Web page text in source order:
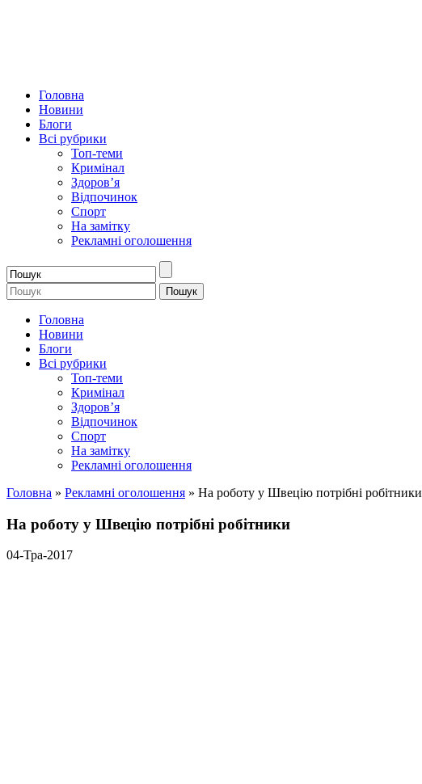
Головна
Новини
Блоги
Всі рубрики
Топ-теми
Кримінал
Здоров’я
Відпочинок
Спорт
На замітку
Рекламні оголошення
Головна
Новини
Блоги
Всі рубрики
Топ-теми
Кримінал
Здоров’я
Відпочинок
Спорт
На замітку
Рекламні оголошення
Головна » Рекламні оголошення » На роботу у Швецію потрібні робітники
На роботу у Швецію потрібні робітники
04-Тра-2017